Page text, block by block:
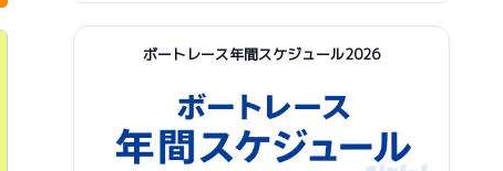
ボートレース年間スケジュール2026